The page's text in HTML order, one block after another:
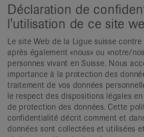
Déclaration de
l'utilisation de ce site
Le site Web de la Ligue suisse
après également «nous» ou «notre/
personnes vivant en Suisse. Nous
importance à la protection des
traitement de vos données
le respect des dispositions légales
de protection des données. Cette
confidentialité décrit comment et
données sont collectées et utilisées